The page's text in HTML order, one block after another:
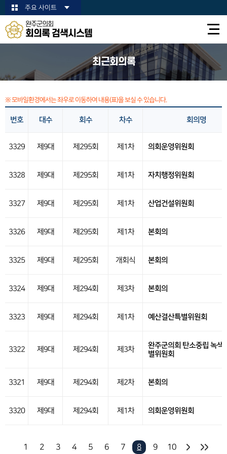
본문바로가기주요 사이트
완주군의회
회의록 검색시스템
최근회의록
※ 모바일환경에서는 좌우로 이동하여 내용(표)을 보실 수 있습니다.
번호 대수 회수 차수 회의명
3329 제9대 제295회 제1차 의회운영위원회
3328 제9대 제295회 제1차 자치행정위원회
3327 제9대 제295회 제1차 산업건설위원회
3326 제9대 제295회 제1차 본회의
3325 제9대 제295회 개회식 본회의
3324 제9대 제294회 제3차 본회의
3323 제9대 제294회 제1차 예산결산특별위원회
3322 제9대 제294회 제3차
완주군의회 탄소중립 녹색
별위원회
3321 제9대 제294회 제2차 본회의
3320 제9대 제294회 제1차 의회운영위원회
1 2 3 4 5 6 7 8 9 10